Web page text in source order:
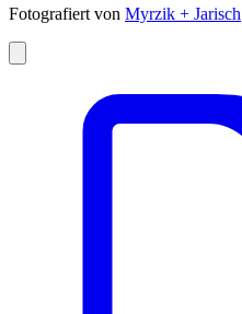
Fotografiert von Myrzik + Jarisch